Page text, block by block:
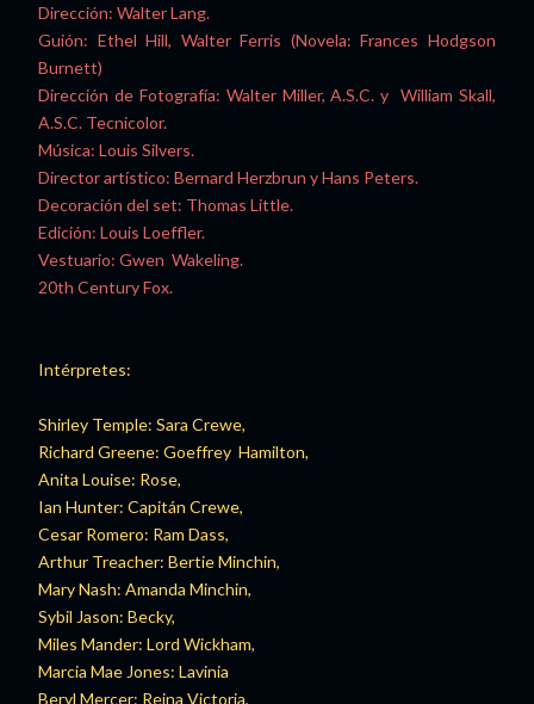
Dirección: Walter Lang.
Guión: Ethel Hill, Walter Ferris (Novela: Frances Hodgson
Burnett)
Dirección de Fotografía: Walter Miller, A.S.C. y William Skall,
A.S.C. Tecnicolor.
Música: Louis Silvers.
Director artístico: Bernard Herzbrun y Hans Peters.
Decoración del set: Thomas Little.
Edición: Louis Loeffler.
Vestuario: Gwen Wakeling.
20th Century Fox.
Intérpretes:
Shirley Temple: Sara Crewe,
Richard Greene: Goeffrey Hamilton,
Anita Louise: Rose,
Ian Hunter: Capitán Crewe,
Cesar Romero: Ram Dass,
Arthur Treacher: Bertie Minchin,
Mary Nash: Amanda Minchin,
Sybil Jason: Becky,
Miles Mander: Lord Wickham,
Marcia Mae Jones: Lavinia
Beryl Mercer: Reina Victoria,